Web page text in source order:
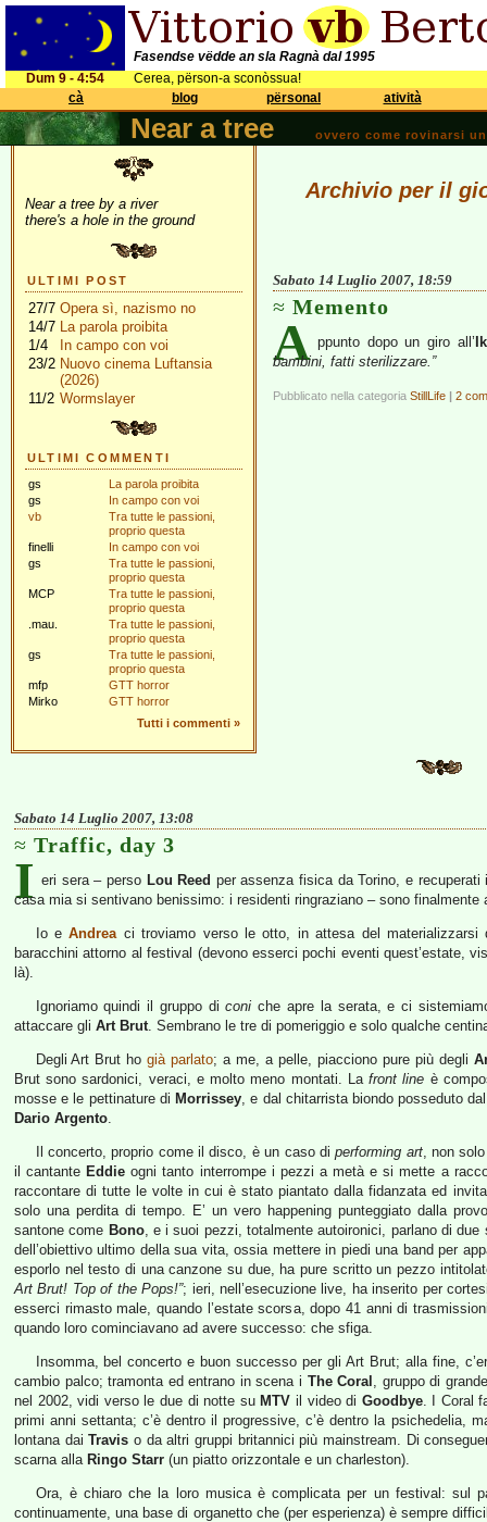
Fasendse vëdde an sla Ragnà dal 1995
Dum 9 - 4:54
Cerea, përson-a sconòssua!
cà
blog përsonal atività
Near a tree ovvero come rovinarsi
Near a tree by a river
there's a hole in the ground
ULTIMI POST
27/7 Opera sì, nazismo no
14/7 La parola proibita
1/4
In campo con voi
23/2 Nuovo cinema Luftansia
(2026)
11/2 Wormslayer
ULTIMI COMMENTI
gs
La parola proibita
gs
In campo con voi
vb
Tra tutte le passioni,
proprio questa
finelli
In campo con voi
gs
Tra tutte le passioni,
proprio questa
MCP
Tra tutte le passioni,
proprio questa
.mau.
Tra tutte le passioni,
proprio questa
gs
Tra tutte le passioni,
proprio questa
mfp
GTT horror
Mirko
GTT horror
Tutti i commenti »
Archivio per il
Sabato 14 Luglio 2007, 18:59
Memento
A ppunto dopo un giro all’
bambini, fatti sterilizzare.”
Pubblicato nella categoria StillLife | 2
Sabato 14 Luglio 2007, 13:08
Traffic, day 3
I eri sera – perso Lou Reed per assenza fisica da Torino, e
casa mia si sentivano benissimo: i residenti ringraziano – sono finalmente
Io eAndreaci troviamo verso le otto, in attesa del materializzarsi
baracchini attorno al festival (devono esserci pochi eventi quest’estate,
là).
Ignoriamo quindi il gruppo diconi che apre la serata, e ci
attaccare gli Art Brut. Sembrano le tre di pomeriggio e solo qualche
Degli Art Brut hogià parlato; a me, a pelle, piacciono pure più degli
Brut sono sardonici, veraci, e molto meno montati. Lafront line è
mosse e le pettinature di Morrissey, e dal chitarrista biondo posseduto
Dario Argento.
Il concerto, proprio come il disco, è un caso diperforming art, non
il cantante Eddie ogni tanto interrompe i pezzi a metà e si mette a
raccontare di tutte le volte in cui è stato piantato dalla fidanzata ed
solo una perdita di tempo. E’ un vero happening punteggiato dalla
santone come Bono, e i suoi pezzi, totalmente autoironici, parlano di
dell’obiettivo ultimo della sua vita, ossia mettere in piedi una band per
esporlo nel testo di una canzone su due, ha pure scritto un pezzo
Art Brut! Top of the Pops!”; ieri, nell’esecuzione live, ha inserito per
esserci rimasto male, quando l’estate scorsa, dopo 41 anni di
quando loro cominciavano ad avere successo: che sfiga.
Insomma, bel concerto e buon successo per gli Art Brut; alla fine,
cambio palco; tramonta ed entrano in scena i The Coral , gruppo di
nel 2002, vidi verso le due di notte su MTV il video di Goodbye. I Coral
primi anni settanta; c’è dentro il progressive, c’è dentro la psichedelia,
lontana daiTravis o da altri gruppi britannici più mainstream. Di
scarna alla Ringo Starr (un piatto orizzontale e un charleston).
Ora, è chiaro che la loro musica è complicata per un festival: sul
continuamente, una base di organetto che (per esperienza) è sempre